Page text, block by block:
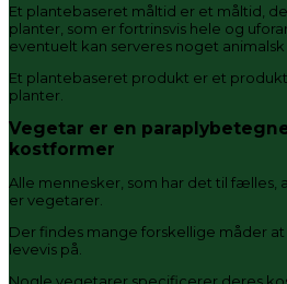
Et plantebaseret måltid er et måltid,
planter, som er fortrinsvis hele og
eventuelt kan serveres noget animalsk
Et plantebaseret produkt er et
planter.
Vegetar er en
kostformer
Alle mennesker, som har det til fælles,
er vegetarer.
Der findes mange forskellige måder
levevis på.
Nogle vegetarer specificerer deres